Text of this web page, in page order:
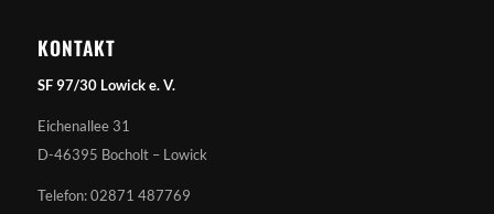
KONTAKT
SF 97/30 Lowick e. V.
Eichenallee 31
D-46395 Bocholt – Lowick
Telefon: 02871 487769